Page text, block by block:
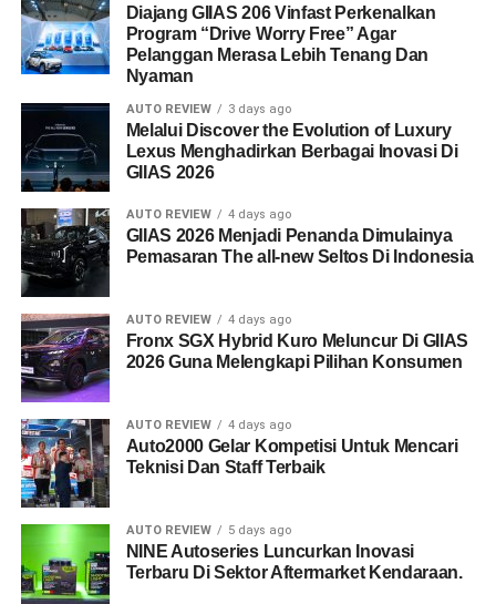
Diajang GIIAS 206 Vinfast Perkenalkan
Program “Drive Worry Free” Agar
Pelanggan Merasa Lebih Tenang Dan
Nyaman
AUTO REVIEW 3 days ago
Melalui Discover the Evolution of Luxury
Lexus Menghadirkan Berbagai Inovasi Di
GIIAS 2026
AUTO REVIEW 4 days ago
GIIAS 2026 Menjadi Penanda Dimulainya
Pemasaran The all-new Seltos Di Indonesia
AUTO REVIEW 4 days ago
Fronx SGX Hybrid Kuro Meluncur Di GIIAS
2026 Guna Melengkapi Pilihan Konsumen
AUTO REVIEW 4 days ago
Auto2000 Gelar Kompetisi Untuk Mencari
Teknisi Dan Staff Terbaik
AUTO REVIEW 5 days ago
NINE Autoseries Luncurkan Inovasi
Terbaru Di Sektor Aftermarket Kendaraan.